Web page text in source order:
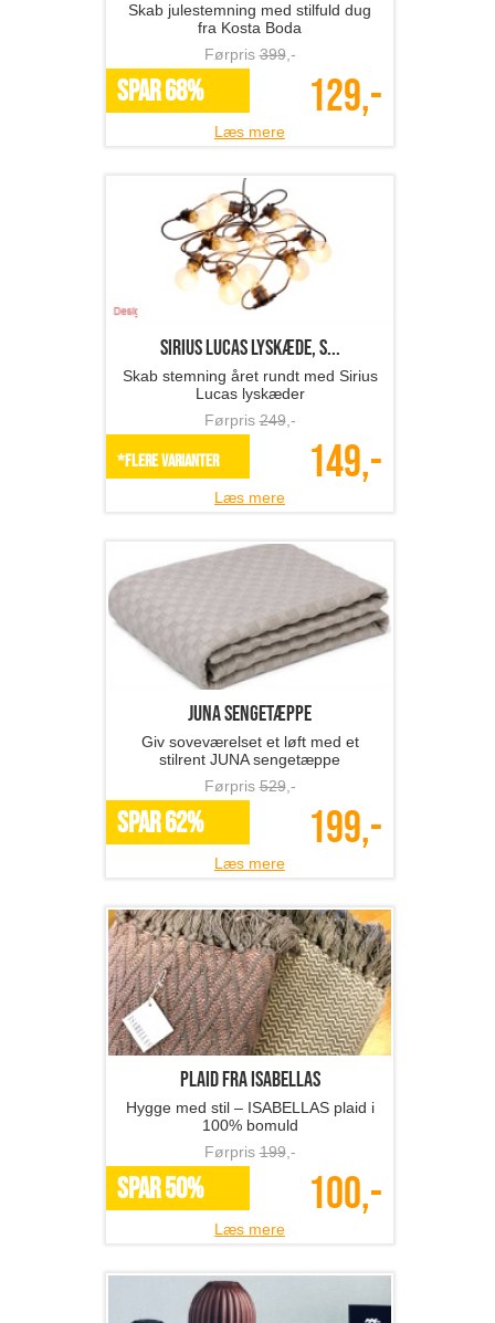
Skab julestemning med stilfuld dug
fra Kosta Boda
Førpris399,-
SPAR 68% 129,-
Læs mere
Sirius LUCAS lyskæde, s...
Skab stemning året rundt med Sirius
Lucas lyskæder
Førpris249,-
*Flere varianter 149,-
Læs mere
JUNA sengetæppe
Giv soveværelset et løft med et
stilrent JUNA sengetæppe
Førpris529,-
SPAR 62% 199,-
Læs mere
Plaid fra ISABELLAS
Hygge med stil – ISABELLAS plaid i
100% bomuld
Førpris199,-
SPAR 50% 100,-
Læs mere